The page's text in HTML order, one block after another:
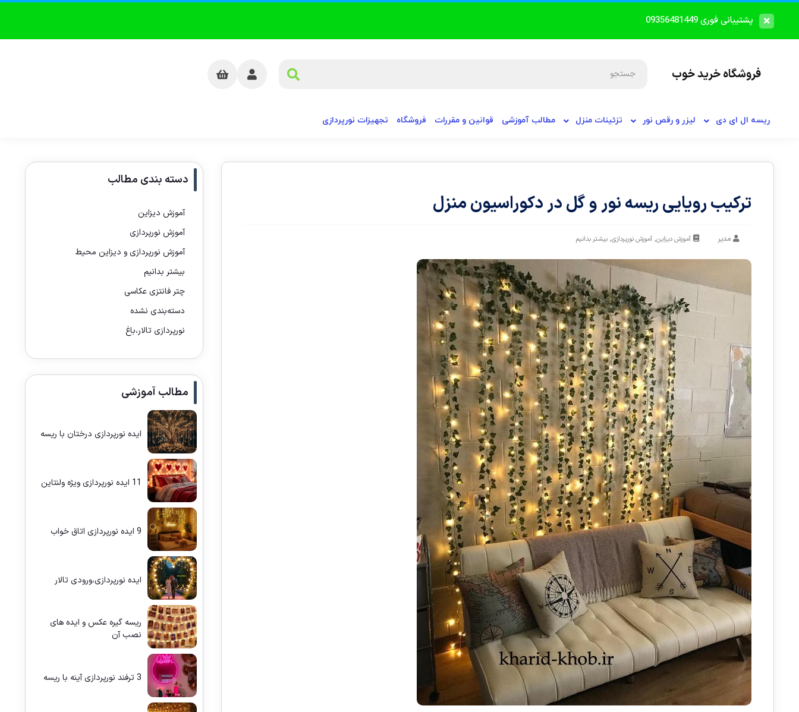
پشتیبانی فوری 09356481449
فروشگاه خرید خوب
ریسه ال ای دی لیزر و رقص نور تزئینات منزل مطالب آموزشی قوانین و مقررات فروشگاه تجهیزات نورپردازی
ترکیب رویایی ریسه نور و گل در دکوراسیون منزل
مدیر آموزش دیزاین,آموزش نورپردازی,بیشتر بدانیم
دسته بندی مطالب
آموزش دیزاین
آموزش نورپردازی
آموزش نورپردازی و دیزاین محیط
بیشتر بدانیم
چتر فانتزی عکاسی
دسته‌بندی نشده
نورپردازی تالار،باغ
مطالب آموزشی
ایده نورپردازی درختان با ریسه
11 ایده نورپردازی ویژه ولنتاین
9 ایده نورپردازی اتاق خواب
ایده نورپردازی،ورودی تالار
ریسه گیره عکس و ایده های
نصب آن
3 ترفند نورپردازی آینه با ریسه